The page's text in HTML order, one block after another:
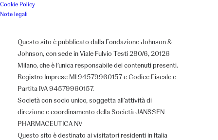
Cookie Policy
Note legali
Questo sito è pubblicato dalla Fondazione Johnson &
Johnson, con sede in Viale Fulvio Testi 280/6, 20126
Milano, che è l’unica responsabile dei contenuti presenti.
Registro Imprese MI 94579960157 e Codice Fiscale e
Partita IVA 94579960157.
Società con socio unico, soggetta all’attività di
direzione e coordinamento della Società JANSSEN
PHARMACEUTICA NV
Questo sito è destinato ai visitatori residenti in Italia